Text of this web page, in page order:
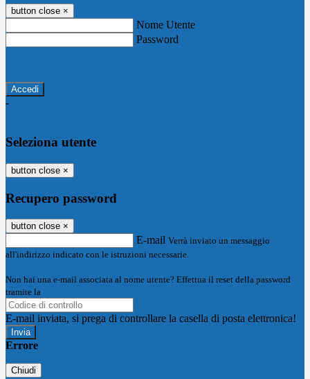
button close ×
Nome Utente
Password
-
Seleziona utente
button close ×
Recupero password
button close ×
E-mail Verrà inviato un messaggio
all'indirizzo indicato con le istruzioni necessarie.
Non hai una e-mail associata al nome utente? Effettua il reset della password
tramite la
E-mail inviata, si prega di controllare la casella di posta elettronica!
Errore
Chiudi